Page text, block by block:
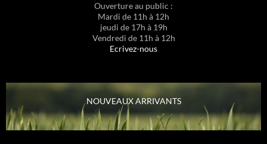
Ouverture au public :
Mardi de 11h à 12h
jeudi de 17h à 19h
Vendredi de 11h à 12h
Ecrivez-nous
NOUVEAUX ARRIVANTS